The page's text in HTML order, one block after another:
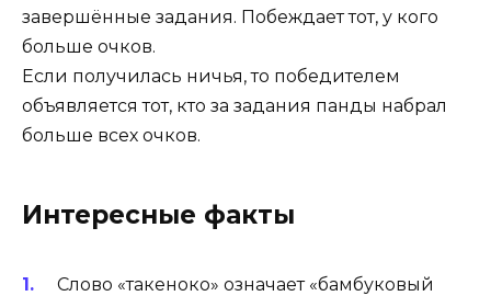
завершённые задания. Побеждает тот, у кого
больше очков.
Если получилась ничья, то победителем
объявляется тот, кто за задания панды набрал
больше всех очков.
Интересные факты
Слово «такеноко» означает «бамбуковый